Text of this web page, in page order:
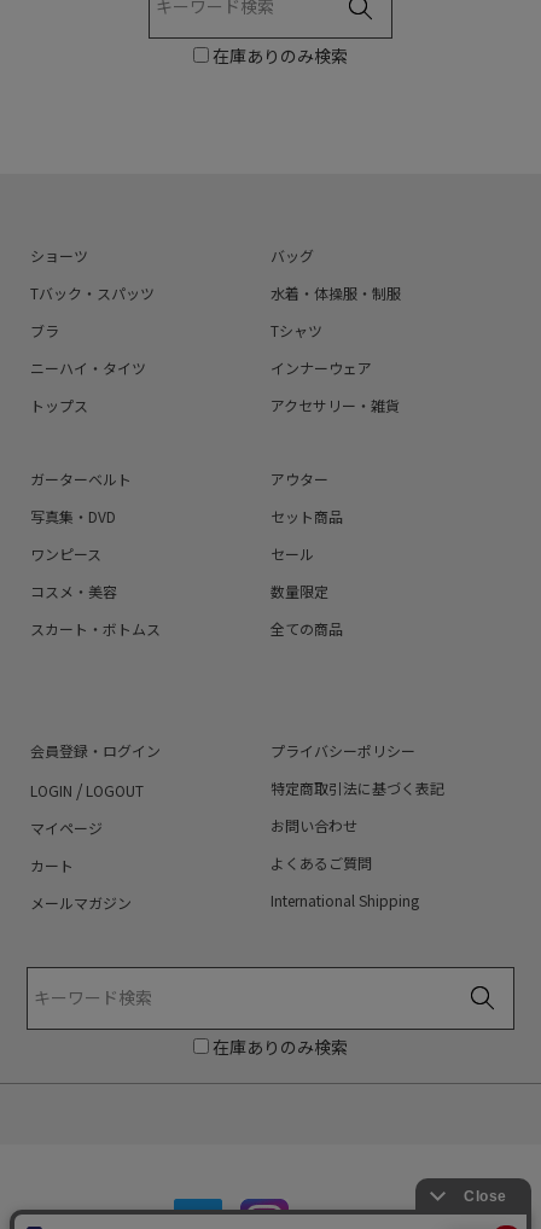
在庫ありのみ検索
ショーツ
Tバック・スパッツ
ブラ
ニーハイ・タイツ
トップス
バッグ
水着・体操服・制服
Tシャツ
インナーウェア
アクセサリー・雑貨
ガーターベルト
写真集・DVD
ワンピース
コスメ・美容
スカート・ボトムス
アウター
セット商品
セール
数量限定
全ての商品
会員登録・ログイン
LOGIN / LOGOUT
マイページ
カート
メールマガジン
プライバシーポリシー
特定商取引法に基づく表記
お問い合わせ
よくあるご質問
International Shipping
在庫ありのみ検索